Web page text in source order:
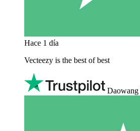
Hace 1 día
Vecteezy is the best of best
Daowang